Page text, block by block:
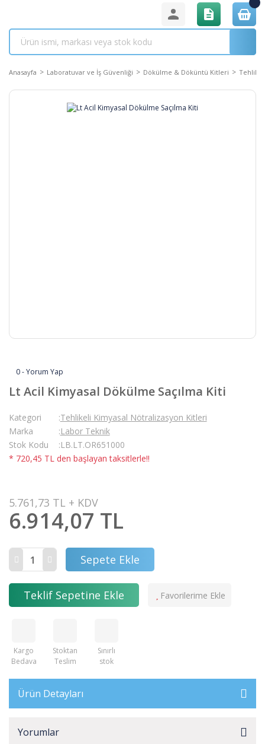
Anasayfa Laboratuvar ve İş Güvenliği Dökülme & Döküntü Kitleri
0 - Yorum Yap
Lt Acil Kimyasal Dökülme Saçılma Kiti
Kategori
Tehlikeli Kimyasal Nötralizasyon Kitleri
Marka
Labor Teknik
Stok Kodu
LB.LT.OR651000
* 720,45 TL den başlayan taksitlerle!!
5.761,73 TL + KDV
6.914,07 TL
Sepete Ekle
Teklif Sepetine Ekle
Kargo
Bedava
Stoktan
Teslim
Sınırlı
stok
Ürün Detayları
Yorumlar